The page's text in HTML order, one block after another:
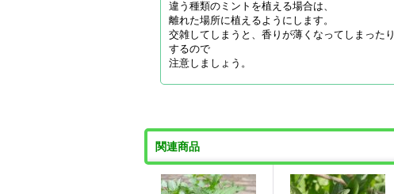
違う種類のミントを植える場合は、
離れた場所に植えるようにします。
交雑してしまうと、香りが薄くなってしまったり
するので
注意しましょう。
関連商品